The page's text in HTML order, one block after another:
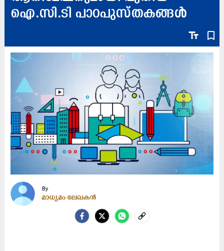
ഐ.സി.ടി പാഠപുസ്തകങ്ങൾ
text_fields bookmark_border
By
മാധ്യമം ലേഖകൻ